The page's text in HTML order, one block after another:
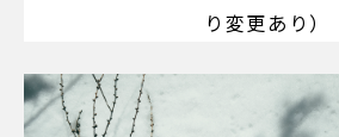
り変更あり）